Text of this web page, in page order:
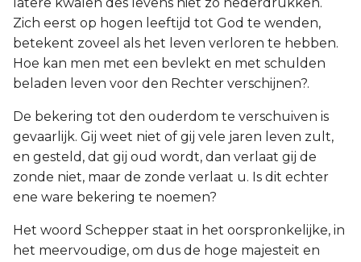
2 Timótheüs
Titus
Filémon
Hebreeën
Jakobus
1 Petrus
2 Petrus
Zich eerst op hogen leeftijd tot God te wenden,
betekent zoveel als het leven verloren te hebben.
Hoe kan men met een bevlekt en met schulden
beladen leven voor den Rechter verschijnen?.
De bekering tot den ouderdom te verschuiven is
gevaarlijk. Gij weet niet of gij vele jaren leven zult,
en gesteld, dat gij oud wordt, dan verlaat gij de
zonde niet, maar de zonde verlaat u. Is dit echter
ene ware bekering te noemen?
Het woord Schepper staat in het oorspronkelijke, in
het meervoudige, om dus de hoge majesteit en